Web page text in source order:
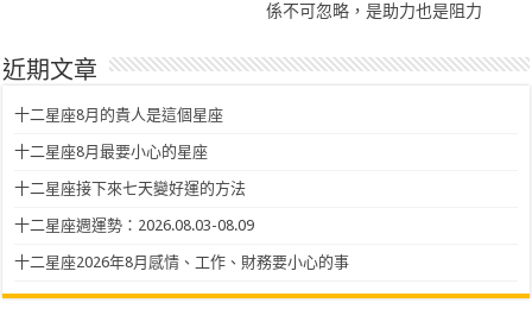
係不可忽略，是助力也是阻力
近期文章
十二星座8月的貴人是這個星座
十二星座8月最要小心的星座
十二星座接下來七天變好運的方法
十二星座週運勢：2026.08.03-08.09
十二星座2026年8月感情、工作、財務要小心的事